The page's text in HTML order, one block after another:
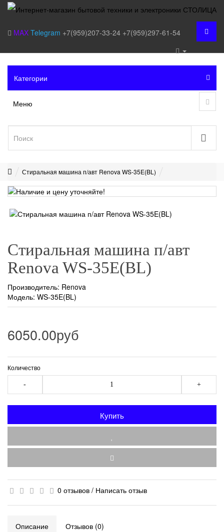
MAX Telegram +7(959)207-33-24 +7(959)297-61-54
Категории
Меню
Стиральная машина п/авт Renova WS-35E(BL)
Стиральная машина п/авт
Renova WS-35E(BL)
Производитель: Renova
Модель: WS-35E(BL)
6050.00руб
Количество
- +
Купить
0 отзывов / Написать отзыв
Описание Отзывов (0)